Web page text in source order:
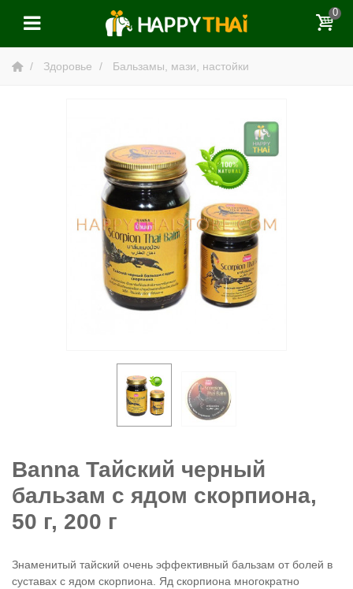
0
Здоровье Бальзамы, мази, настойки
Banna Тайский черный
бальзам с ядом скорпиона,
50 г, 200 г
Знаменитый тайский очень эффективный бальзам от болей в
суставах с ядом скорпиона. Яд скорпиона многократно